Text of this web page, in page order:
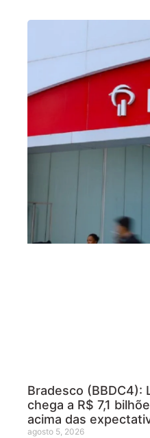
Bradesco (BBDC4):
chega a R$ 7,1
acima das
agosto 5, 2026